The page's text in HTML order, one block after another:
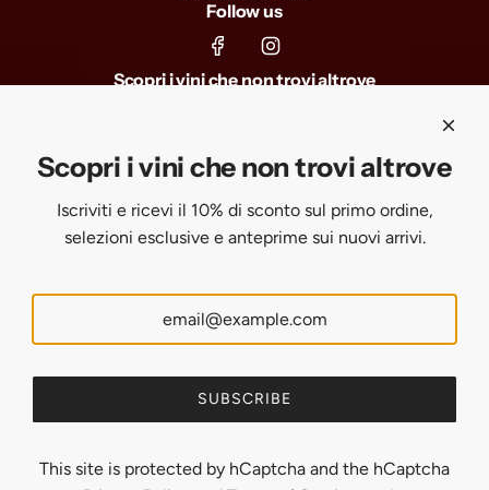
Follow us
Scopri i vini che non trovi altrove
SUBSCRIBE
United States (USD $)
Scopri i vini che non trovi altrove
Iscriviti e ricevi il 10% di sconto sul primo ordine,
selezioni esclusive e anteprime sui nuovi arrivi.
SUBSCRIBE
This site is protected by hCaptcha and the hCaptcha